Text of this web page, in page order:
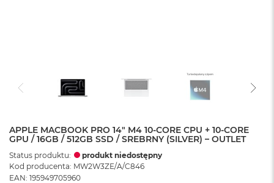
APPLE MACBOOK PRO 14" M4 10-CORE CPU + 10-CORE
GPU / 16GB / 512GB SSD / SREBRNY (SILVER) – OUTLET
Status produktu:
produkt niedostępny
Kod producenta: MW2W3ZE/A/C846
EAN: 195949705960